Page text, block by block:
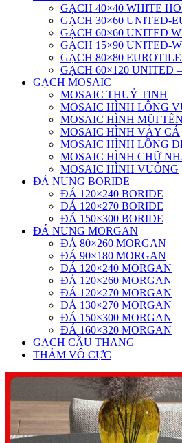
GẠCH 40×40 WHITE
GẠCH 30×60 UNITED-
GẠCH 60×60 UNITED
GẠCH 15×90 UNITED-
GẠCH 80×80
GẠCH 60×120 UNITED
GẠCH MOSAIC
MOSAIC THUỶ TINH
MOSAIC HÌNH LÔNG
MOSAIC HÌNH MŨI TÊN
MOSAIC HÌNH VẢY CÁ
MOSAIC HÌNH LỒNG
MOSAIC HÌNH CHỮ
MOSAIC HÌNH VUÔNG
ĐÁ NUNG BORIDE
ĐÁ 120×240 BORIDE
ĐÁ 120×270 BORIDE
ĐÁ 150×300 BORIDE
ĐÁ NUNG MORGAN
ĐÁ 80×260 MORGAN
ĐÁ 90×180 MORGAN
ĐÁ 120×240 MORGAN
ĐÁ 120×260 MORGAN
ĐÁ 120×270 MORGAN
ĐÁ 130×270 MORGAN
ĐÁ 150×300 MORGAN
ĐÁ 160×320 MORGAN
GẠCH CẦU THANG
THẢM VÔ CỰC